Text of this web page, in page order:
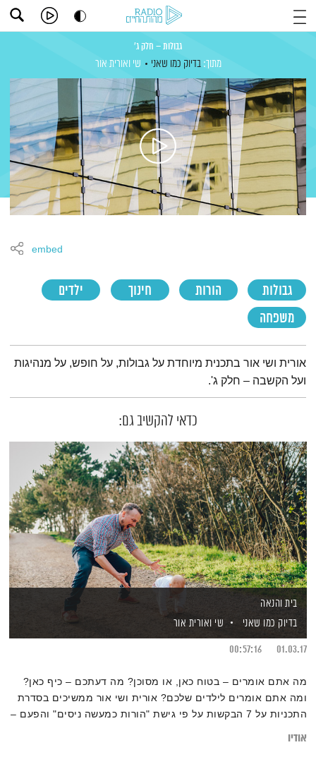
גבולות – חלק ג'
מתוך: בדיוק כמו שאני שי ואורית אור
גבולות הורות חינוך
ילדים
משפחה
embed
תמצית הפודקאסט
אורית ושי אור בתכנית מיוחדת על גבולות, על חופש, על מנהיגות
ועל הקשבה – חלק ג'.
כדאי להקשיב גם:
בית והנאה
בדיוק כמו שאני
שי ואורית אור
01.03.17
00:57:16
מה אתם אומרים – בטוח כאן, או מסוכן? מה דעתכם – כיף כאן?
ומה אתם אומרים לילדים שלכם? אורית ושי אור ממשיכים בסדרת
התכניות על 7 הבקשות על פי גישת "הורות כמעשה ניסים" והפעם –
אודיו